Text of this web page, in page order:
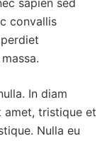
sapien sed
convallis
In diam
amet, tristique et
Nulla eu